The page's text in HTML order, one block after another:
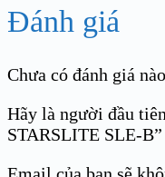
Đánh giá
Chưa có đánh giá
Hãy là người đầu
STARSLITE SLE-B”